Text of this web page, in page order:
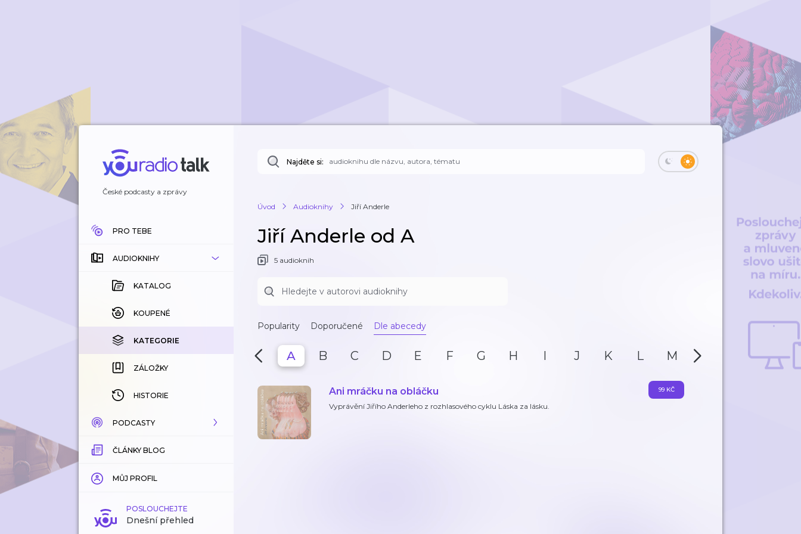
České podcasty a zprávy
PRO TEBE
AUDIOKNIHY
KATALOG
KOUPENÉ
KATEGORIE
ZÁLOŽKY
HISTORIE
PODCASTY
KATALOG
KATEGORIE
ZÁLOŽKY
ČLÁNKY BLOG
MŮJ PROFIL
POSLOUCHEJTE
Dnešní přehled
Najděte si:
Úvod Audioknihy Jiří Anderle
Jiří Anderle od A
5 audioknih
Popularity Doporučené Dle abecedy
A B C D E F G H I J K L M N P
Ani mráčku na obláčku
Vyprávění Jiřího Anderleho z rozhlasového cyklu Láska za lásku.
99 KČ